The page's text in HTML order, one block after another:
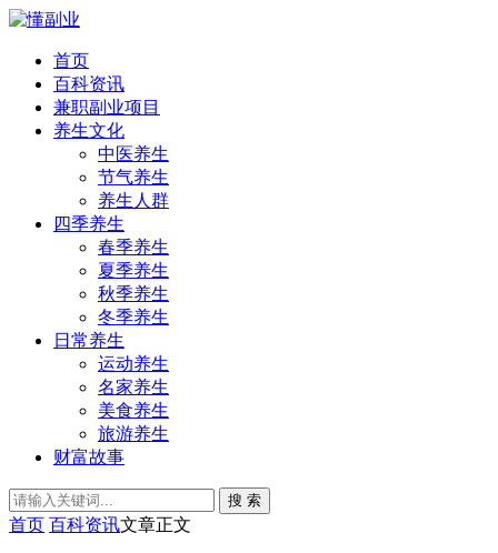
首页
百科资讯
兼职副业项目
养生文化
中医养生
节气养生
养生人群
四季养生
春季养生
夏季养生
秋季养生
冬季养生
日常养生
运动养生
名家养生
美食养生
旅游养生
财富故事
搜 索
首页 百科资讯文章正文